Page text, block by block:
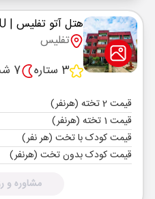
هتل آتو تفلیس | HOTEL ATU
تفلیس
3 ستاره
7 شب
قیمت 2 تخته (هرنفر)
قیمت 1 تخته (هرنفر)
قیمت کودک با تخت (هر نفر)
قیمت کودک بدون تخت (هرنفر)
مشاوره و